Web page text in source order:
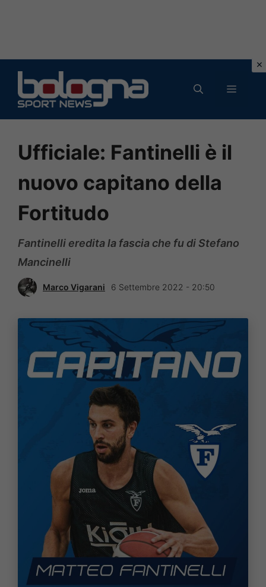
contenuto
MENU
Ufficiale: Fantinelli è il
nuovo capitano della
Fortitudo
Fantinelli eredita la fascia che fu di Stefano
Mancinelli
Marco Vigarani 6 Settembre 2022 - 20:50